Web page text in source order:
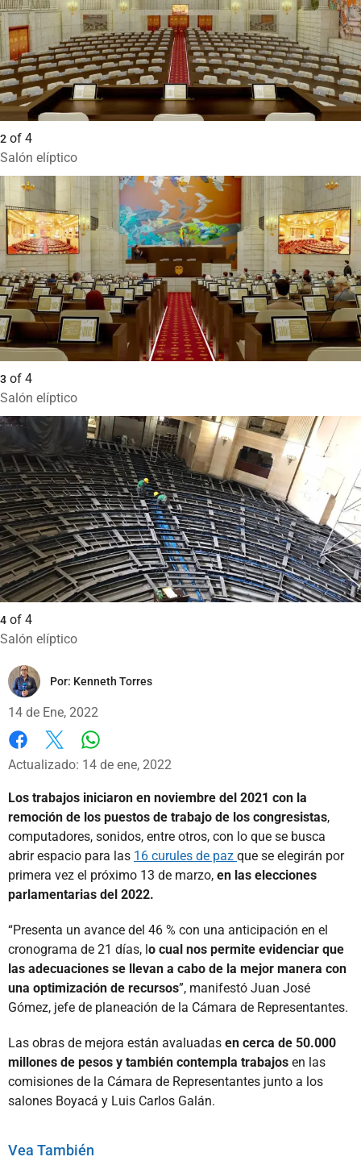
2 of 4
Salón elíptico
3 of 4
Salón elíptico
4 of 4
Salón elíptico
Por: Kenneth Torres
14 de Ene, 2022
Facebook
X
Actualizado: 14 de ene, 2022
Los trabajos iniciaron en noviembre del 2021 con la
remoción de los puestos de trabajo de los congresistas,
computadores, sonidos, entre otros, con lo que se busca
abrir espacio para las 16 curules de paz que se elegirán por
primera vez el próximo 13 de marzo, en las elecciones
parlamentarias del 2022.
“Presenta un avance del 46 % con una anticipación en el
cronograma de 21 días, lo cual nos permite evidenciar que
las adecuaciones se llevan a cabo de la mejor manera con
una optimización de recursos”, manifestó Juan José
Gómez, jefe de planeación de la Cámara de Representantes.
Las obras de mejora están avaluadas en cerca de 50.000
millones de pesos y también contempla trabajos en las
comisiones de la Cámara de Representantes junto a los
salones Boyacá y Luis Carlos Galán.
Vea También